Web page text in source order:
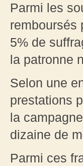
Parmi les
remboursés
5% de
la patronne
Selon une
prestations
la
dizaine de
Parmi ces